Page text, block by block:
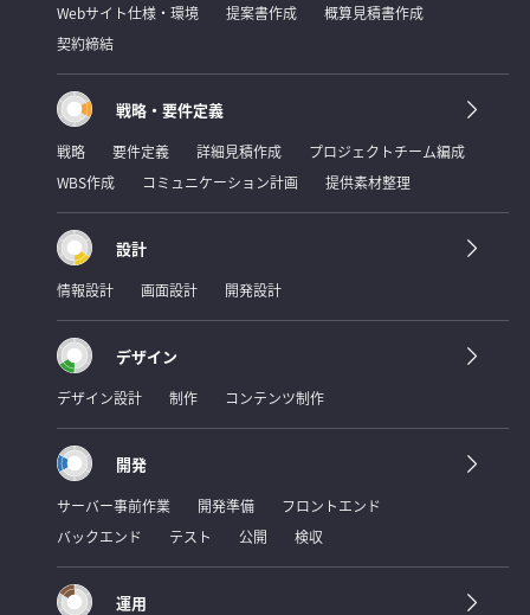
Webサイト仕様・環境
提案書作成
概算見積書作成
契約締結
戦略・要件定義
戦略 要件定義 詳細見積作成
プロジェクトチーム編成
WBS作成
コミュニケーション計画 提供素材整理
設計
情報設計 画面設計 開発設計
デザイン
デザイン設計 制作 コンテンツ制作
開発
サーバー事前作業 開発準備
フロントエンド
バックエンド
テスト 公開 検収
運用